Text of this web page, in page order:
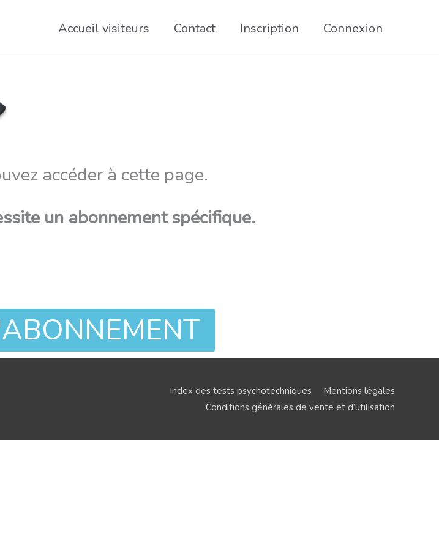
Accueil visiteurs Contact Inscription Connexion
accéder à cette page.
un abonnement spécifique.
Index des tests psychotechniques
Mentions légales
Conditions générales de vente et d’utilisation